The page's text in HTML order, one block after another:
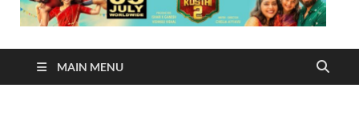
MAIN MENU